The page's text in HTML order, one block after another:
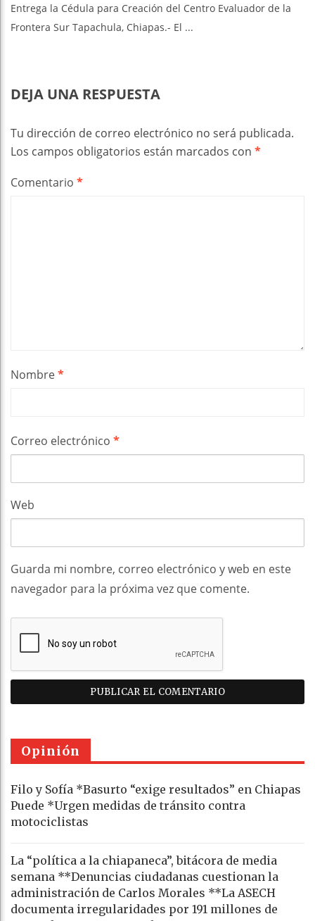
Entrega la Cédula para Creación del Centro Evaluador de la
Frontera Sur Tapachula, Chiapas.- El ...
DEJA UNA RESPUESTA
Tu dirección de correo electrónico no será publicada.
Los campos obligatorios están marcados con *
Comentario *
Nombre*
Correo electrónico *
Web
Guarda mi nombre, correo electrónico y web en este
navegador para la próxima vez que comente.
Opinión
Filo y Sofía *Basurto “exige resultados” en Chiapas
Puede *Urgen medidas de tránsito contra
motociclistas
La “política a la chiapaneca”, bitácora de media
semana **Denuncias ciudadanas cuestionan la
administración de Carlos Morales **La ASECH
documenta irregularidades por 191 millones de